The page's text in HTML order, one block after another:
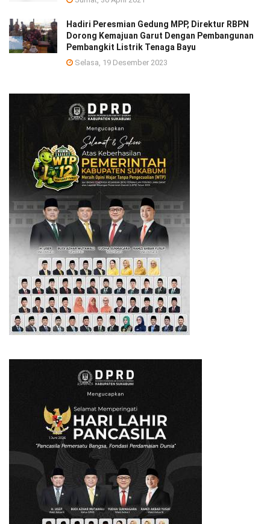
Hadiri Peresmian Gedung MPP, Direktur RBPN
Dorong Kemajuan Garut Dengan Pembangunan
Pembangkit Listrik Tenaga Bayu
Selasa, 19 Desember 2023